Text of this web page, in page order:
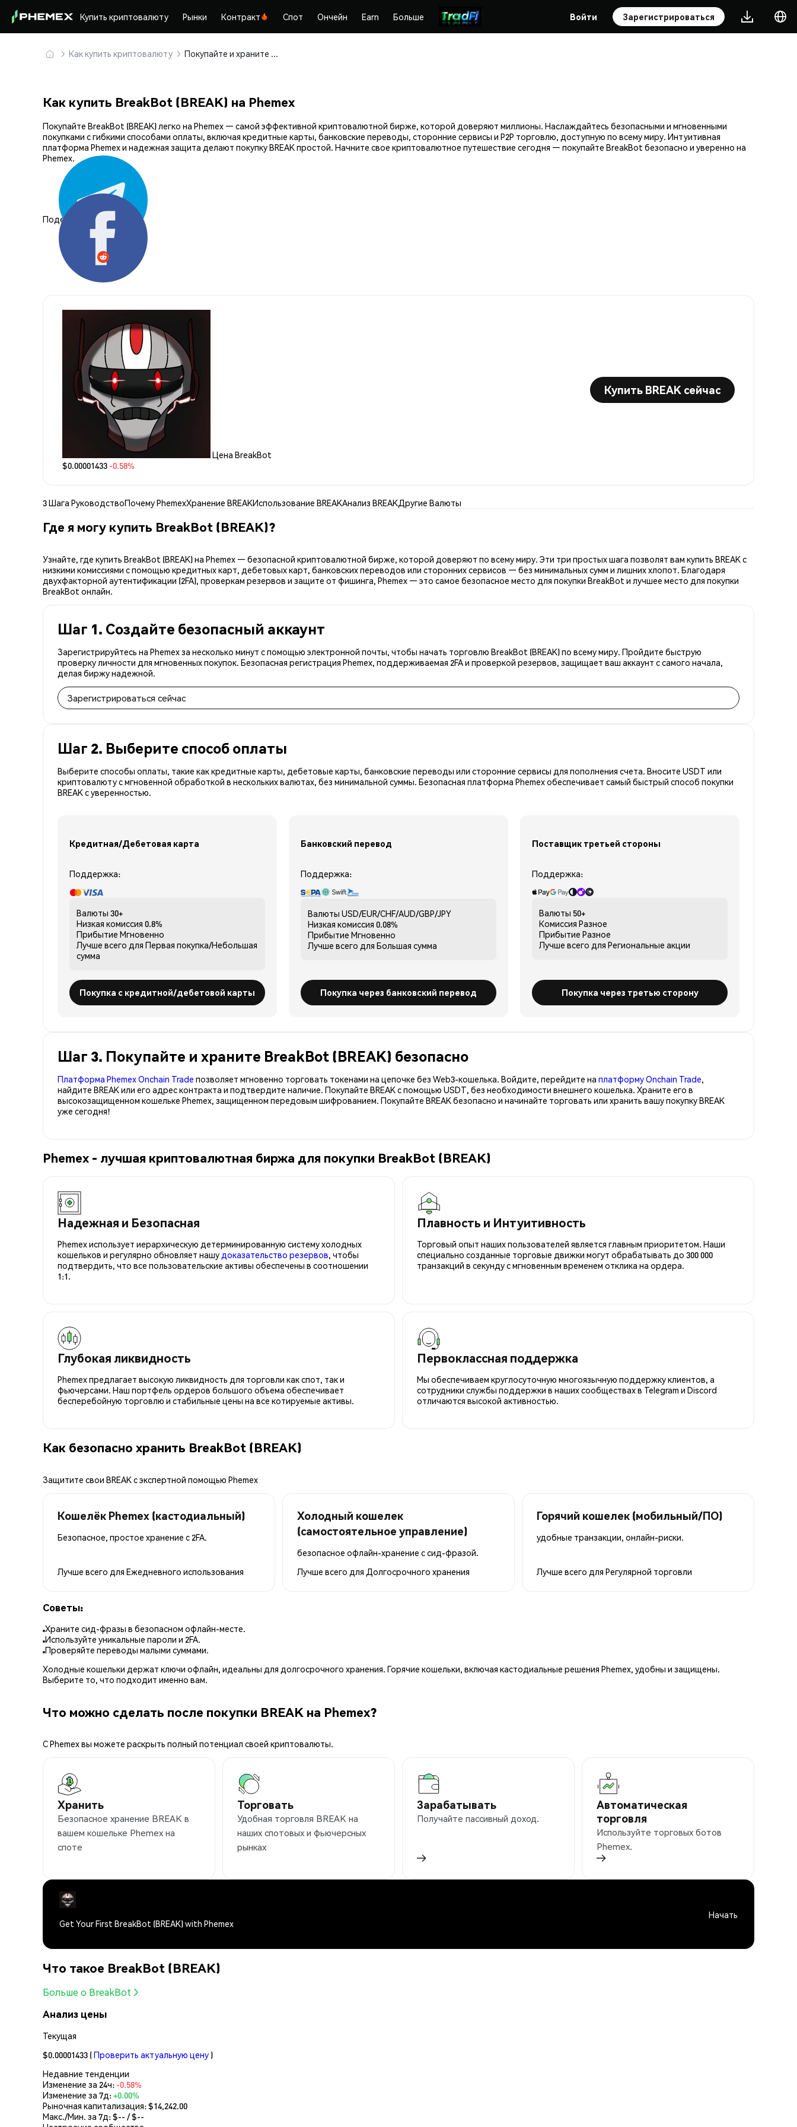
Купить криптовалюту Рынки Контракт Спот Ончейн Earn Больше Войти Зарегистрироваться
Как купить криптовалюту Покупайте и храните BreakBot (BREAK) безопасно
Как купить BreakBot (BREAK) на Phemex
Покупайте BreakBot (BREAK) легко на Phemex — самой эффективной криптовалютной бирже, которой доверяют миллионы. Наслаждайтесь безопасными и мгновенными
покупками с гибкими способами оплаты, включая кредитные карты, банковские переводы, сторонние сервисы и P2P торговлю, доступную по всему миру. Интуитивная
платформа Phemex и надежная защита делают покупку BREAK простой. Начните свое криптовалютное путешествие сегодня — покупайте BreakBot безопасно и уверенно на
Phemex.
Поделиться:
Цена BreakBot
$0.00001433 -0.58%
Купить BREAK сейчас
3 Шага РуководствоПочему PhemexХранение BREAKИспользование BREAKАнализ BREAKДругие Валюты
Где я могу купить BreakBot (BREAK)?
Узнайте, где купить BreakBot (BREAK) на Phemex — безопасной криптовалютной бирже, которой доверяют по всему миру. Эти три простых шага позволят вам купить BREAK с
низкими комиссиями с помощью кредитных карт, дебетовых карт, банковских переводов или сторонних сервисов — без минимальных сумм и лишних хлопот. Благодаря
двухфакторной аутентификации (2FA), проверкам резервов и защите от фишинга, Phemex — это самое безопасное место для покупки BreakBot и лучшее место для покупки
BreakBot онлайн.
Шаг 1. Создайте безопасный аккаунт
Зарегистрируйтесь на Phemex за несколько минут с помощью электронной почты, чтобы начать торговлю BreakBot (BREAK) по всему миру. Пройдите быструю
проверку личности для мгновенных покупок. Безопасная регистрация Phemex, поддерживаемая 2FA и проверкой резервов, защищает ваш аккаунт с самого начала,
делая биржу надежной.
Зарегистрироваться сейчас
Шаг 2. Выберите способ оплаты
Выберите способы оплаты, такие как кредитные карты, дебетовые карты, банковские переводы или сторонние сервисы для пополнения счета. Вносите USDT или
криптовалюту с мгновенной обработкой в нескольких валютах, без минимальной суммы. Безопасная платформа Phemex обеспечивает самый быстрый способ покупки
BREAK с уверенностью.
Кредитная/Дебетовая карта
Поддержка:
Валюты 30+
Низкая комиссия 0.8%
Прибытие Мгновенно
Лучше всего для Первая покупка/Небольшая
сумма
Покупка с кредитной/дебетовой карты
Банковский перевод
Поддержка:
Валюты USD/EUR/CHF/AUD/GBP/JPY
Низкая комиссия 0.08%
Прибытие Мгновенно
Лучше всего для Большая сумма
Покупка через банковский перевод
Поставщик третьей стороны
Поддержка:
Валюты 50+
Комиссия Разное
Прибытие Разное
Лучше всего для Региональные акции
Покупка через третью сторону
Шаг 3. Покупайте и храните BreakBot (BREAK) безопасно
Платформа Phemex Onchain Trade позволяет мгновенно торговать токенами на цепочке без Web3-кошелька. Войдите, перейдите на платформу Onchain Trade,
найдите BREAK или его адрес контракта и подтвердите наличие. Покупайте BREAK с помощью USDT, без необходимости внешнего кошелька. Храните его в
высокозащищенном кошельке Phemex, защищенном передовым шифрованием. Покупайте BREAK безопасно и начинайте торговать или хранить вашу покупку BREAK
уже сегодня!
Phemex - лучшая криптовалютная биржа для покупки BreakBot (BREAK)
Надежная и Безопасная
Phemex использует иерархическую детерминированную систему холодных
кошельков и регулярно обновляет нашу доказательство резервов, чтобы
подтвердить, что все пользовательские активы обеспечены в соотношении
1:1.
Плавность и Интуитивность
Торговый опыт наших пользователей является главным приоритетом. Наши
специально созданные торговые движки могут обрабатывать до 300 000
транзакций в секунду с мгновенным временем отклика на ордера.
Глубокая ликвидность
Phemex предлагает высокую ликвидность для торговли как спот, так и
фьючерсами. Наш портфель ордеров большого объема обеспечивает
бесперебойную торговлю и стабильные цены на все котируемые активы.
Первоклассная поддержка
Мы обеспечиваем круглосуточную многоязычную поддержку клиентов, а
сотрудники службы поддержки в наших сообществах в Telegram и Discord
отличаются высокой активностью.
Как безопасно хранить BreakBot (BREAK)
Защитите свои BREAK с экспертной помощью Phemex
Кошелёк Phemex (кастодиальный)
Безопасное, простое хранение с 2FA.
Лучше всего для Ежедневного использования
Холодный кошелек
(самостоятельное управление)
безопасное офлайн-хранение с сид-фразой.
Лучше всего для Долгосрочного хранения
Горячий кошелек (мобильный/ПО)
удобные транзакции, онлайн-риски.
Лучше всего для Регулярной торговли
Советы:
Храните сид-фразы в безопасном офлайн-месте.
Используйте уникальные пароли и 2FA.
Проверяйте переводы малыми суммами.
Холодные кошельки держат ключи офлайн, идеальны для долгосрочного хранения. Горячие кошельки, включая кастодиальные решения Phemex, удобны и защищены.
Выберите то, что подходит именно вам.
Что можно сделать после покупки BREAK на Phemex?
С Phemex вы можете раскрыть полный потенциал своей криптовалюты.
Хранить
Безопасное хранение BREAK в
вашем кошельке Phemex на
споте
Торговать
Удобная торговля BREAK на
наших спотовых и фьючерсных
рынках
Зарабатывать
Получайте пассивный доход.
Автоматическая
торговля
Используйте торговых ботов
Phemex.
Get Your First BreakBot (BREAK) with Phemex
Начать
Что такое BreakBot (BREAK)
Больше о BreakBot
Анализ цены
Текущая
$0.00001433 (Проверить актуальную цену )
Недавние тенденции
Изменение за 24ч: -0.58%
Изменение за 7д:+0.00%
Рыночная капитализация:$14,242.00
Макс./Мин. за 7д: $-- / $--